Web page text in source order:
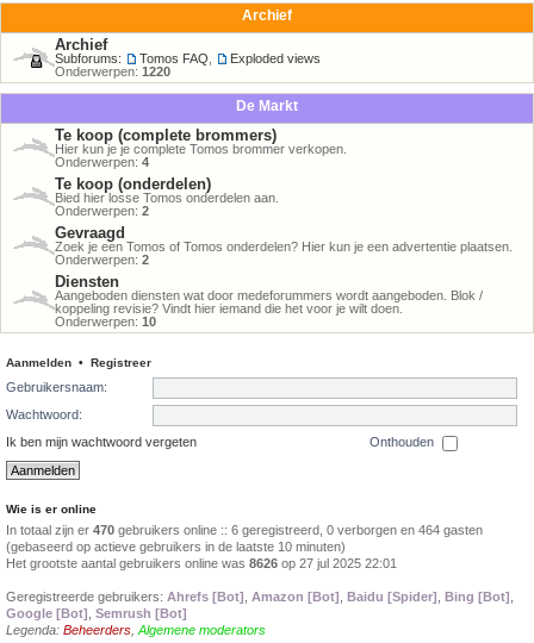
Archief
Archief
Subforums: Tomos FAQ
Exploded views
Onderwerpen: 1220
De Markt
Te koop (complete brommers)
Hier kun je je complete Tomos brommer verkopen.
Onderwerpen: 4
Te koop (onderdelen)
Bied hier losse Tomos onderdelen aan.
Onderwerpen: 2
Gevraagd
Zoek je een Tomos of Tomos onderdelen? Hier kun je een advertentie plaatsen.
Onderwerpen: 2
Diensten
Aangeboden diensten wat door medeforummers wordt aangeboden. Blok /
koppeling revisie? Vindt hier iemand die het voor je wilt doen.
Onderwerpen: 10
Aanmelden • Registreer
Gebruikersnaam:
Wachtwoord:
Ik ben mijn wachtwoord vergeten
Onthouden
Wie is er online
In totaal zijn er 470 gebruikers online :: 6 geregistreerd, 0 verborgen en 464 gasten
(gebaseerd op actieve gebruikers in de laatste 10 minuten)
Het grootste aantal gebruikers online was 8626 op 27 jul 2025 22:01
Geregistreerde gebruikers: Ahrefs [Bot] Amazon [Bot] Baidu [Spider] Bing [Bot]
Google [Bot] Semrush [Bot]
Legenda: Beheerders Algemene moderators